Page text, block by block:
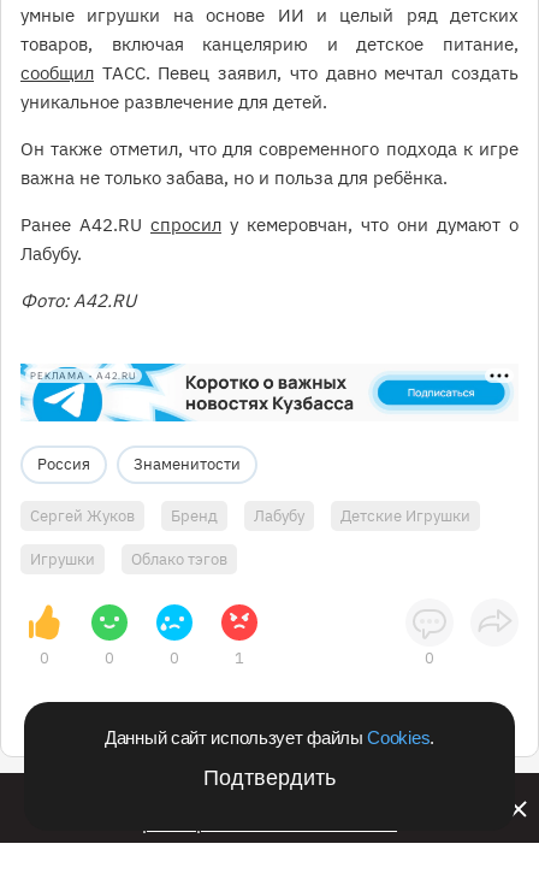
Данный сайт использует файлыCookies.
Подтвердить
умные игрушки на основе ИИ и целый ряд детских
товаров, включая канцелярию и детское питание,
сообщил ТАСС. Певец заявил, что давно мечтал создать
уникальное развлечение для детей.
Он также отметил, что для современного подхода к игре
важна не только забава, но и польза для ребёнка.
Ранее A42.RU спросил у кемеровчан, что они думают о
Лабубу.
Фото: A42.RU
РЕКЛАМА • A42.RU
Россия Знаменитости
Сергей Жуков Бренд Лабубу Детские Игрушки
Игрушки Облако тэгов
0 0 0 1 0
Билайн запустил в Кемеровской области акцию с